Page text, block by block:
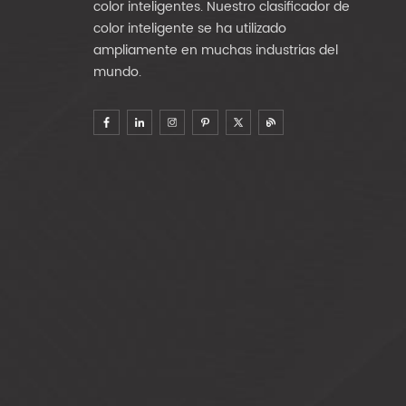
color inteligentes. Nuestro clasificador de
color inteligente se ha utilizado
ampliamente en muchas industrias del
mundo.